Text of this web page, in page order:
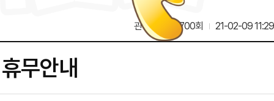
관리자 17,700회 21-02-09 11:29
무안내